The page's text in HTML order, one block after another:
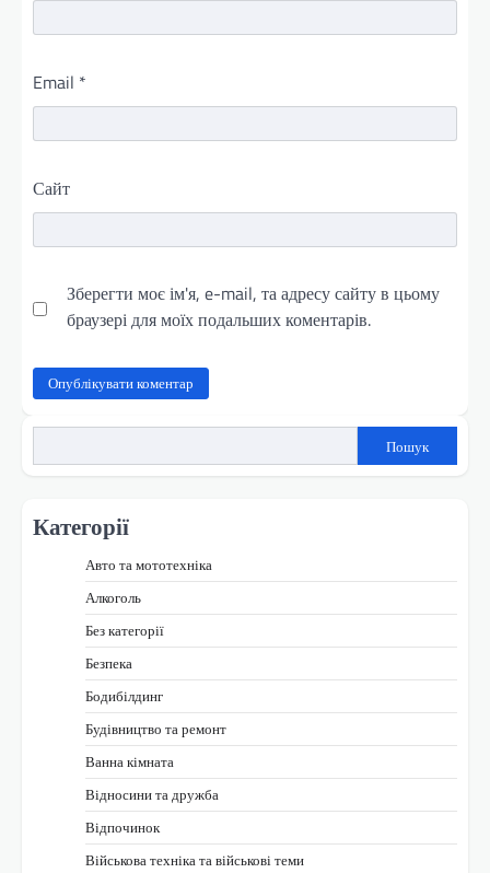
Email *
Сайт
Зберегти моє ім'я, e-mail, та адресу сайту в цьому
браузері для моїх подальших коментарів.
Пошук
Категорії
Авто та мототехніка
Алкоголь
Без категорії
Безпека
Бодибілдинг
Будівництво та ремонт
Ванна кімната
Відносини та дружба
Відпочинок
Військова техніка та військові теми